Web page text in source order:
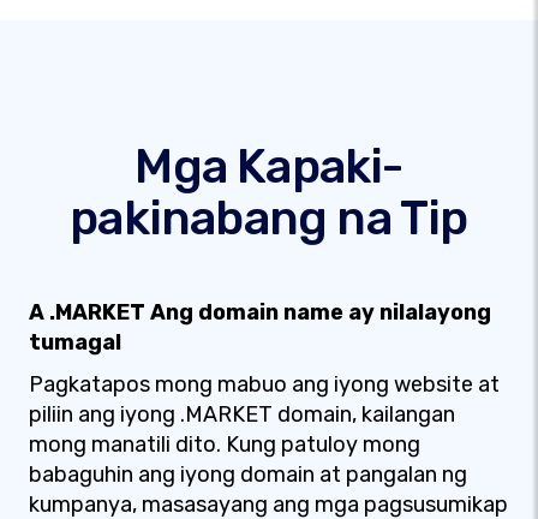
Mga Kapaki-
pakinabang na Tip
A .MARKET Ang domain name ay nilalayong
tumagal
Pagkatapos mong mabuo ang iyong website at
piliin ang iyong .MARKET domain, kailangan
mong manatili dito. Kung patuloy mong
babaguhin ang iyong domain at pangalan ng
kumpanya, masasayang ang mga pagsusumikap